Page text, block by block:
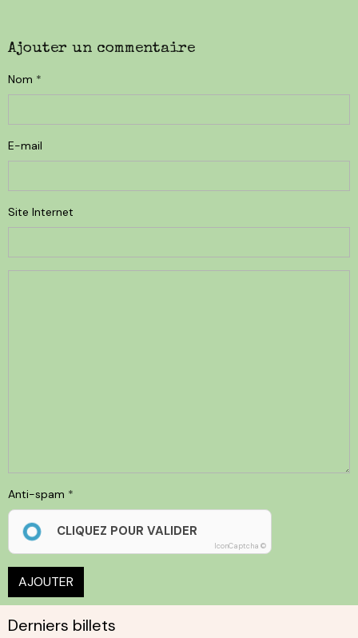
Ajouter un commentaire
Nom
E-mail
Site Internet
Anti-spam
CLIQUEZ POUR VALIDER
IconCaptcha ©
AJOUTER
Derniers billets